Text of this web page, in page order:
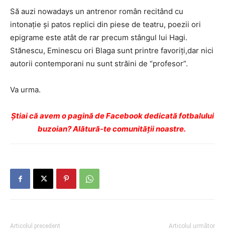
Să auzi nowadays un antrenor român recitând cu
intonaţie şi patos replici din piese de teatru, poezii ori
epigrame este atât de rar precum stângul lui Hagi.
Stănescu, Eminescu ori Blaga sunt printre favoriţi,dar nici
autorii contemporani nu sunt străini de “profesor”.
Va urma.
Ştiai că avem o pagină de Facebook dedicată fotbalului
buzoian? Alătură-te comunității noastre.
Articolul precedent Articolul următor